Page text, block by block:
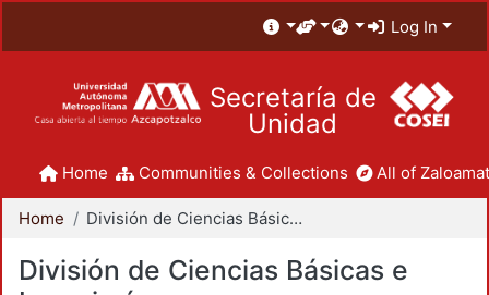
Log In
Secretaría de
Unidad
Home Communities & Collections All of
Home División de Ciencias Básicas e Ingeniería
División de Ciencias Básicas e